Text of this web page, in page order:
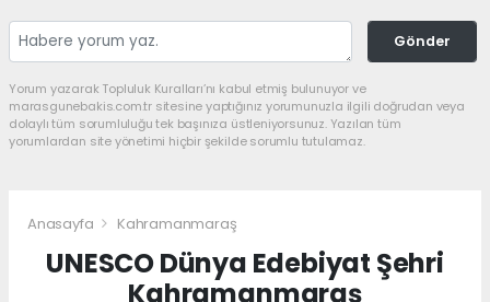
Gönder
Yorum yazarak Topluluk Kuralları’nı kabul etmiş bulunuyor ve
marasgunebakis.com.tr sitesine yaptığınız yorumunuzla ilgili doğrudan veya
dolaylı tüm sorumluluğu tek başınıza üstleniyorsunuz. Yazılan tüm
yorumlardan site yönetimi hiçbir şekilde sorumlu tutulamaz.
Anasayfa Kahramanmaraş
UNESCO Dünya Edebiyat Şehri
Kahramanmaraş